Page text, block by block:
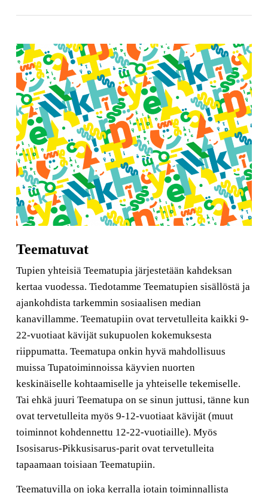
Teematuvat
Tupien yhteisiä Teematupia järjestetään kahdeksan
kertaa vuodessa. Tiedotamme Teematupien sisällöstä ja
ajankohdista tarkemmin sosiaalisen median
kanavillamme. Teematupiin ovat tervetulleita kaikki 9-
22-vuotiaat kävijät sukupuolen kokemuksesta
riippumatta. Teematupa onkin hyvä mahdollisuus
muissa Tupatoiminnoissa käyvien nuorten
keskinäiselle kohtaamiselle ja yhteiselle tekemiselle.
Tai ehkä juuri Teematupa on se sinun juttusi, tänne kun
ovat tervetulleita myös 9-12-vuotiaat kävijät (muut
toiminnot kohdennettu 12-22-vuotiaille). Myös
Isosisarus-Pikkusisarus-parit ovat tervetulleita
tapaamaan toisiaan Teematupiin.
Teematuvilla on joka kerralla jotain toiminnallista